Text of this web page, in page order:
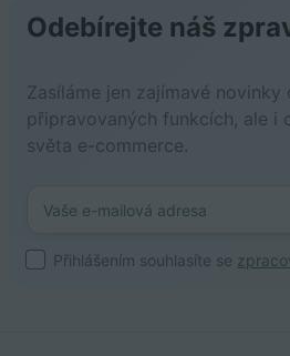
Odebírejte náš
Zasíláme jen zajímavé novinky
připravovaných funkcích, ale i
světa e-commerce.
Přihlášením souhlasíte se